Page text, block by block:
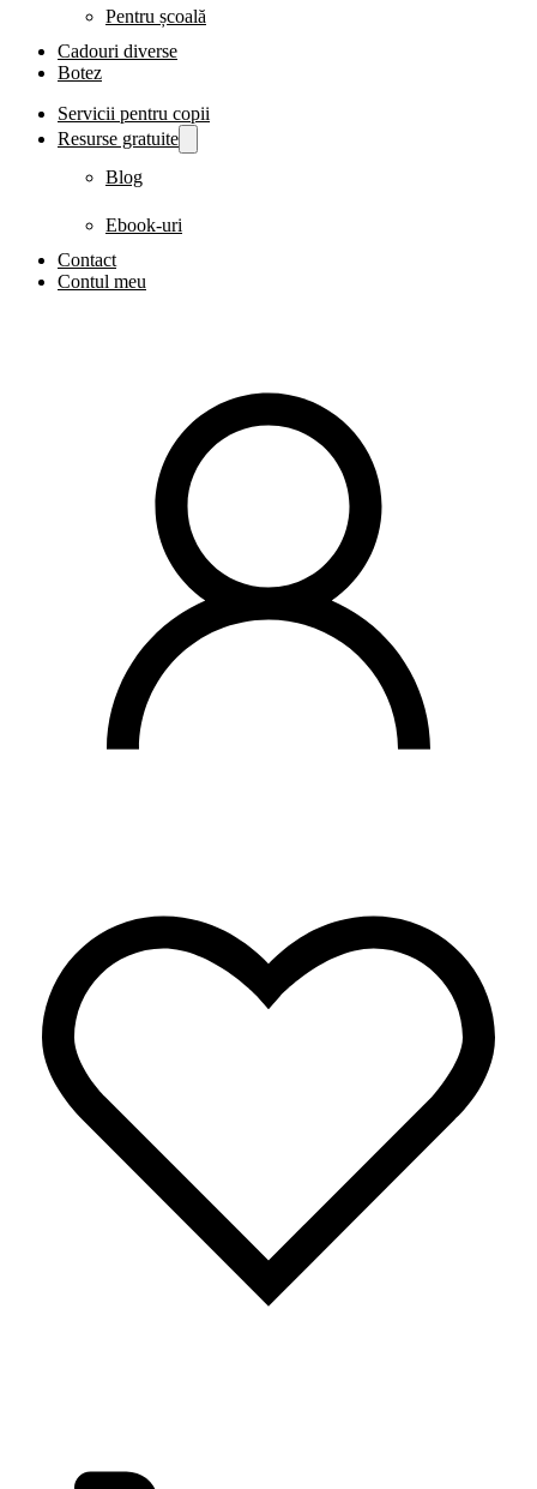
Pentru școală
Cadouri diverse
Botez
Servicii pentru copii
Resurse gratuite
Blog
Ebook-uri
Contact
Contul meu